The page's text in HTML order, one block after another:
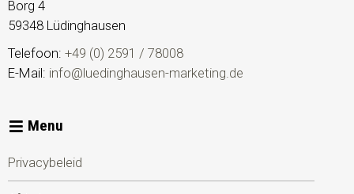
Borg 4
59348 Lüdinghausen
Telefoon: +49 (0) 2591 / 78008
E-Mail: info@luedinghausen-marketing.de
Menu
Privacybeleid